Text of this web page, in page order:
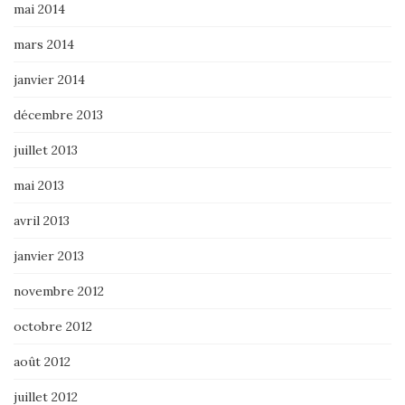
mai 2014
mars 2014
janvier 2014
décembre 2013
juillet 2013
mai 2013
avril 2013
janvier 2013
novembre 2012
octobre 2012
août 2012
juillet 2012